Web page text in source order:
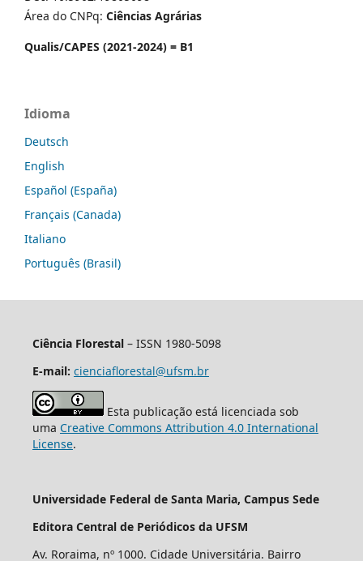
Área do CNPq: Ciências Agrárias
Qualis/CAPES (2021-2024) = B1
Idioma
Deutsch
English
Español (España)
Français (Canada)
Italiano
Português (Brasil)
Ciência Florestal– ISSN 1980-5098
E-mail: cienciaflorestal@ufsm.br
Esta publicação está licenciada sob
uma Creative Commons Attribution 4.0 International
License.
Universidade Federal de Santa Maria, Campus Sede
Editora Central de Periódicos da UFSM
Av. Roraima, nº 1000. Cidade Universitária. Bairro